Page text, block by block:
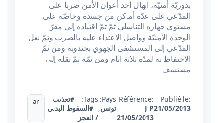
بدوريّة أمنيّة، انهال أحد أعوان الأمن ضربا على
المدّعي على عدّة أماكن من جسده وخاصّة على
مستوى جهازه التناسلي ثمّ تمّ اقتياده إلى مقرّ
الوحدة الأمنيّة وواصل الاعتداء عليه بالضرب وتمّ نقل
المدّعي إلى المستشفى الجهوي بجندوبة ومن ثمّ
الاحتفاظ به لمدّة ثلاثة ايام ومن ثمّة تمّ نقله إلى
مستشف
Publié le:
21/05/2013
Référence:
J P
21/05/2013
Pays:
تونس,
Tags:
#تعذيب
#السقوط البدني
/ العجز
ar